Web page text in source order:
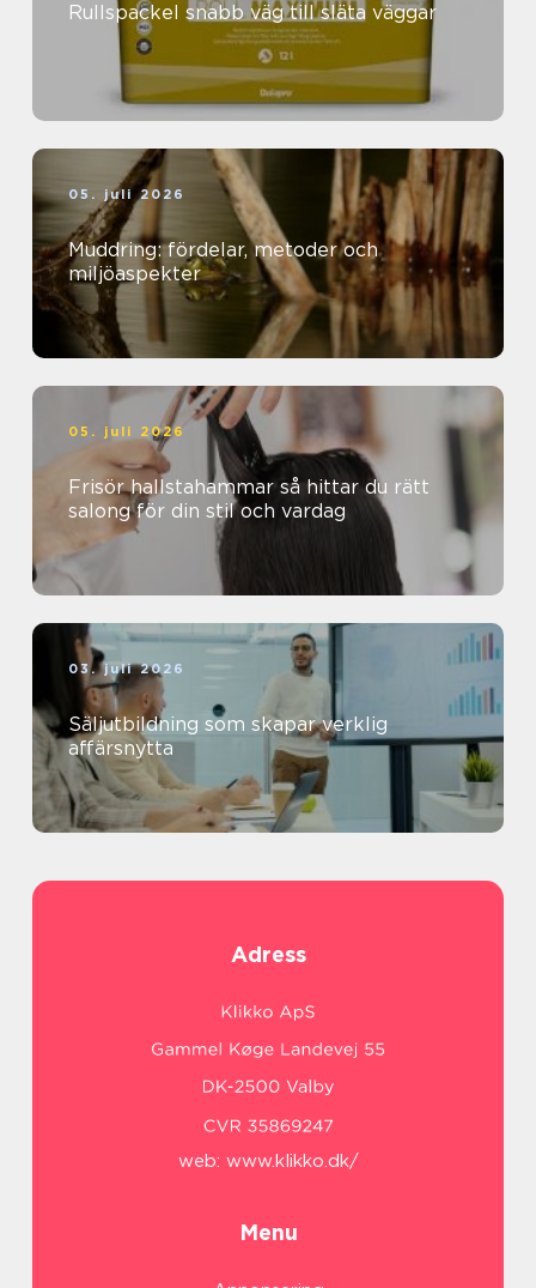
Rullspackel snabb väg till släta väggar
05. juli 2026
Muddring: fördelar, metoder och
miljöaspekter
05. juli 2026
Frisör hallstahammar så hittar du rätt
salong för din stil och vardag
03. juli 2026
Säljutbildning som skapar verklig
affärsnytta
Adress
web: www.klikko.dk/
Menu